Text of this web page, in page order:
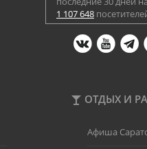
1 107 648
ОТДЫХ И
Афиша